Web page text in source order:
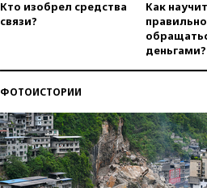
Кто изобрел средства
связи?
Как
правильно
деньгами?
ФОТОИСТОРИИ